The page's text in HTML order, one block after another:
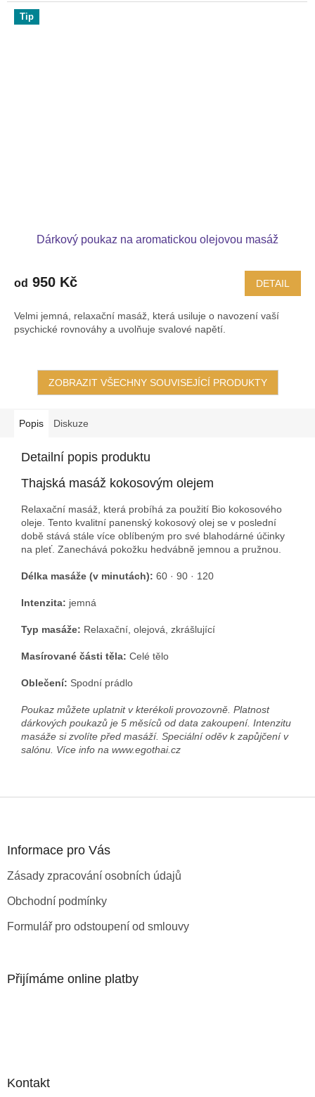
Tip
Dárkový poukaz na aromatickou olejovou masáž
od 950 Kč DETAIL
Velmi jemná, relaxační masáž, která usiluje o navození vaší
psychické rovnováhy a uvolňuje svalové napětí.
ZOBRAZIT VŠECHNY SOUVISEJÍCÍ PRODUKTY
Popis Diskuze
Detailní popis produktu
Thajská masáž kokosovým olejem
Relaxační masáž, která probíhá za použití Bio kokosového
oleje. Tento kvalitní panenský kokosový olej se v poslední
době stává stále více oblíbeným pro své blahodárné účinky
na pleť. Zanechává pokožku hedvábně jemnou a pružnou.
Délka masáže (v minutách): 60 · 90 · 120
Intenzita: jemná
Typ masáže: Relaxační, olejová, zkrášlující
Masírované části těla: Celé tělo
Oblečení: Spodní prádlo
Poukaz můžete uplatnit v kterékoli provozovně. Platnost
dárkových poukazů je 5 měsíců od data zakoupení. Intenzitu
masáže si zvolíte před masáží. Speciální oděv k zapůjčení v
salónu. Více info na www.egothai.cz
Informace pro Vás
Zásady zpracování osobních údajů
Obchodní podmínky
Formulář pro odstoupení od smlouvy
Přijímáme online platby
Kontakt